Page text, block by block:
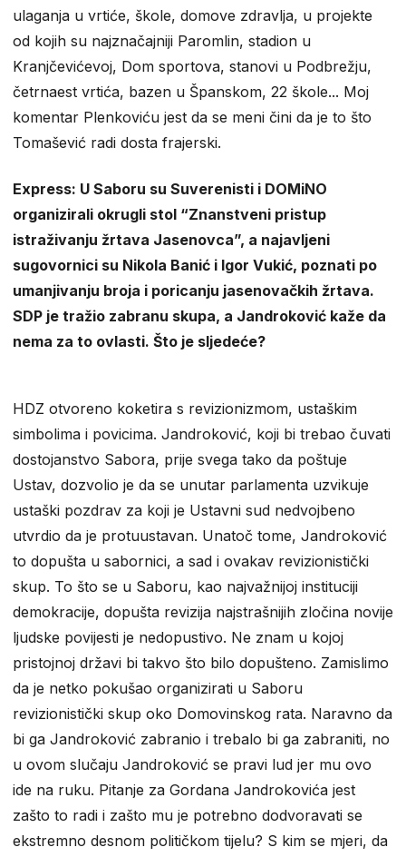
ulaganja u vrtiće, škole, domove zdravlja, u projekte
od kojih su najznačajniji Paromlin, stadion u
Kranjčevićevoj, Dom sportova, stanovi u Podbrežju,
četrnaest vrtića, bazen u Španskom, 22 škole... Moj
komentar Plenkoviću jest da se meni čini da je to što
Tomašević radi dosta frajerski.
Express: U Saboru su Suverenisti i DOMiNO
organizirali okrugli stol “Znanstveni pristup
istraživanju žrtava Jasenovca”, a najavljeni
sugovornici su Nikola Banić i Igor Vukić, poznati po
umanjivanju broja i poricanju jasenovačkih žrtava.
SDP je tražio zabranu skupa, a Jandroković kaže da
nema za to ovlasti. Što je sljedeće?
HDZ otvoreno koketira s revizionizmom, ustaškim
simbolima i povicima. Jandroković, koji bi trebao čuvati
dostojanstvo Sabora, prije svega tako da poštuje
Ustav, dozvolio je da se unutar parlamenta uzvikuje
ustaški pozdrav za koji je Ustavni sud nedvojbeno
utvrdio da je protuustavan. Unatoč tome, Jandroković
to dopušta u sabornici, a sad i ovakav revizionistički
skup. To što se u Saboru, kao najvažnijoj instituciji
demokracije, dopušta revizija najstrašnijih zločina novije
ljudske povijesti je nedopustivo. Ne znam u kojoj
pristojnoj državi bi takvo što bilo dopušteno. Zamislimo
da je netko pokušao organizirati u Saboru
revizionistički skup oko Domovinskog rata. Naravno da
bi ga Jandroković zabranio i trebalo bi ga zabraniti, no
u ovom slučaju Jandroković se pravi lud jer mu ovo
ide na ruku. Pitanje za Gordana Jandrokovića jest
zašto to radi i zašto mu je potrebno dodvoravati se
ekstremno desnom političkom tijelu? S kim se mjeri, da